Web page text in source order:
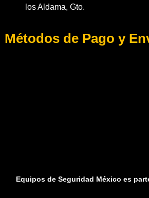
los Aldama, Gto.
Métodos de Pago y
Equipos de Seguridad México es